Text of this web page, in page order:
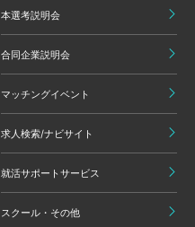
本選考説明会
合同企業説明会
マッチングイベント
求人検索/ナビサイト
就活サポートサービス
スクール・その他